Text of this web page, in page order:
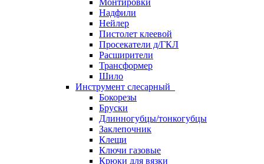
Монтировки
Надфили
Нейлер
Пистолет клеевой
Просекатели д/ГКЛ
Расширители
Трансформер
Шило
Инструмент слесарный
Бокорезы
Бруски
Длинногубцы/тонкогубцы
Заклепочник
Клещи
Ключи газовые
Крюки для вязки